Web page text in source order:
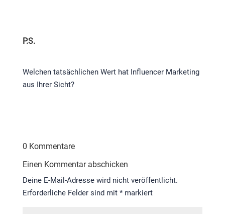
P.S.
Welchen tatsächlichen Wert hat Influencer Marketing
aus Ihrer Sicht?
0 Kommentare
Einen Kommentar abschicken
Deine E-Mail-Adresse wird nicht veröffentlicht.
Erforderliche Felder sind mit *markiert